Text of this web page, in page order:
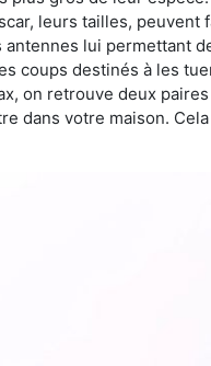
leurs tailles,
lui permettant
coups destinés à les
on retrouve deux paires
dans votre maison.